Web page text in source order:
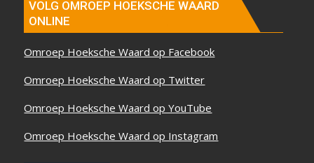
VOLG OMROEP HOEKSCHE WAARD
ONLINE
Omroep Hoeksche Waard op Facebook
Omroep Hoeksche Waard op Twitter
Omroep Hoeksche Waard op YouTube
Omroep Hoeksche Waard op Instagram